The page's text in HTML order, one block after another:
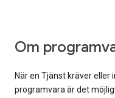
Om
När en Tjänst kräver
programvara är det